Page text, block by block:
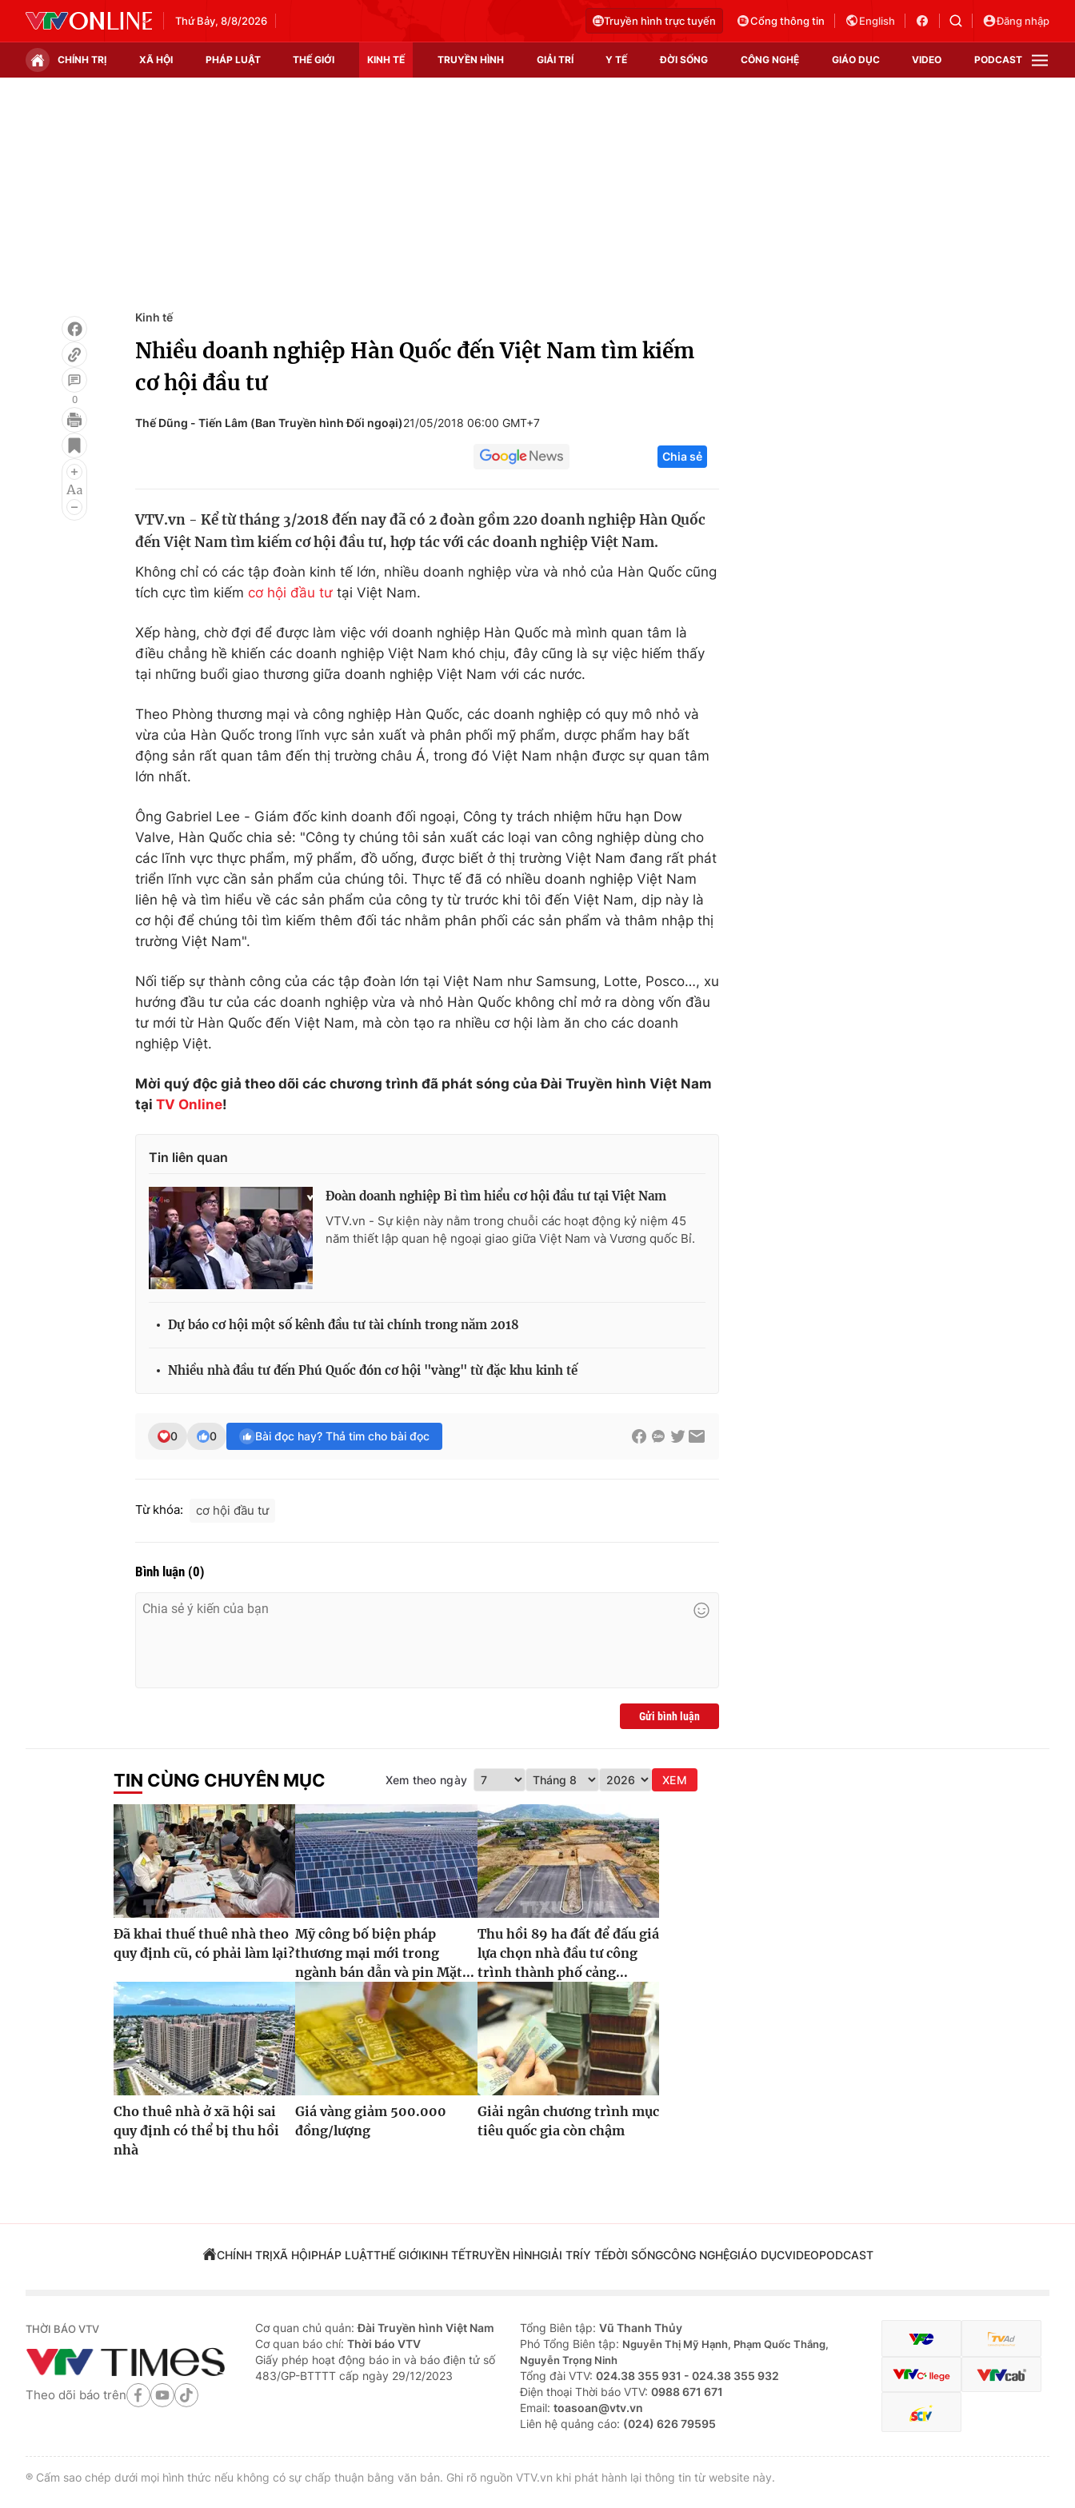
Thứ Bảy, 8/8/2026 Truyền hình trực tuyến Cổng thông tin English Đăng nhập
CHÍNH TRỊ XÃ HỘI PHÁP LUẬT THẾ GIỚI KINH TẾ TRUYỀN HÌNH GIẢI TRÍ Y TẾ ĐỜI SỐNG CÔNG NGHỆ GIÁO DỤC VIDEO PODCAST
Infographic
Điện ảnh
Âm nhạc
Chất lượng cuộc sống
Tuyển sinh
Hitech Công nghệ tương lai
Thị trường
0
Kinh tế
Nhiều doanh nghiệp Hàn Quốc đến Việt Nam tìm kiếm
cơ hội đầu tư
Thế Dũng - Tiến Lâm (Ban Truyền hình Đối ngoại)21/05/2018 06:00 GMT+7
Chia sẻ
VTV.vn - Kể từ tháng 3/2018 đến nay đã có 2 đoàn gồm 220 doanh nghiệp Hàn Quốc
đến Việt Nam tìm kiếm cơ hội đầu tư, hợp tác với các doanh nghiệp Việt Nam.
Không chỉ có các tập đoàn kinh tế lớn, nhiều doanh nghiệp vừa và nhỏ của Hàn Quốc cũng
tích cực tìm kiếm cơ hội đầu tư tại Việt Nam.
Xếp hàng, chờ đợi để được làm việc với doanh nghiệp Hàn Quốc mà mình quan tâm là
điều chẳng hề khiến các doanh nghiệp Việt Nam khó chịu, đây cũng là sự việc hiếm thấy
tại những buổi giao thương giữa doanh nghiệp Việt Nam với các nước.
Theo Phòng thương mại và công nghiệp Hàn Quốc, các doanh nghiệp có quy mô nhỏ và
vừa của Hàn Quốc trong lĩnh vực sản xuất và phân phối mỹ phẩm, dược phẩm hay bất
động sản rất quan tâm đến thị trường châu Á, trong đó Việt Nam nhận được sự quan tâm
lớn nhất.
Ông Gabriel Lee - Giám đốc kinh doanh đối ngoại, Công ty trách nhiệm hữu hạn Dow
Valve, Hàn Quốc chia sẻ: "Công ty chúng tôi sản xuất các loại van công nghiệp dùng cho
các lĩnh vực thực phẩm, mỹ phẩm, đồ uống, được biết ở thị trường Việt Nam đang rất phát
triển lĩnh vực cần sản phẩm của chúng tôi. Thực tế đã có nhiều doanh nghiệp Việt Nam
liên hệ và tìm hiểu về các sản phẩm của công ty từ trước khi tôi đến Việt Nam, dịp này là
cơ hội để chúng tôi tìm kiếm thêm đối tác nhằm phân phối các sản phẩm và thâm nhập thị
trường Việt Nam".
Nối tiếp sự thành công của các tập đoàn lớn tại Việt Nam như Samsung, Lotte, Posco…, xu
hướng đầu tư của các doanh nghiệp vừa và nhỏ Hàn Quốc không chỉ mở ra dòng vốn đầu
tư mới từ Hàn Quốc đến Việt Nam, mà còn tạo ra nhiều cơ hội làm ăn cho các doanh
nghiệp Việt.
Mời quý độc giả theo dõi các chương trình đã phát sóng của Đài Truyền hình Việt Nam
tại TV Online!
Tin liên quan
Đoàn doanh nghiệp Bỉ tìm hiểu cơ hội đầu tư tại Việt Nam
VTV.vn - Sự kiện này nằm trong chuỗi các hoạt động kỷ niệm 45
năm thiết lập quan hệ ngoại giao giữa Việt Nam và Vương quốc Bỉ.
Dự báo cơ hội một số kênh đầu tư tài chính trong năm 2018
Nhiều nhà đầu tư đến Phú Quốc đón cơ hội "vàng" từ đặc khu kinh tế
0 0 Bài đọc hay? Thả tim cho bài đọc
Từ khóa: cơ hội đầu tư
Bình luận (0)
Gửi bình luận
TIN CÙNG CHUYÊN MỤC Xem theo ngày XEM
Đã khai thuế thuê nhà theo
quy định cũ, có phải làm lại?
Mỹ công bố biện pháp
thương mại mới trong
ngành bán dẫn và pin Mặt...
Thu hồi 89 ha đất để đấu giá
lựa chọn nhà đầu tư công
trình thành phố cảng...
Cho thuê nhà ở xã hội sai
quy định có thể bị thu hồi
nhà
Giá vàng giảm 500.000
đồng/lượng
Giải ngân chương trình mục
tiêu quốc gia còn chậm
CHÍNH TRỊXÃ HỘIPHÁP LUẬTTHẾ GIỚIKINH TẾTRUYỀN HÌNHGIẢI TRÍY TẾĐỜI SỐNGCÔNG NGHỆGIÁO DỤCVIDEOPODCAST
THỜI BÁO VTV
Theo dõi báo trên
Cơ quan chủ quản:Đài Truyền hình Việt Nam
Cơ quan báo chí: Thời báo VTV
Giấy phép hoạt động báo in và báo điện tử số
483/GP-BTTTT cấp ngày 29/12/2023
Tổng Biên tập: Vũ Thanh Thủy
Phó Tổng Biên tập: Nguyễn Thị Mỹ Hạnh, Phạm Quốc Thắng,
Nguyễn Trọng Ninh
Tổng đài VTV: 024.38 355 931 - 024.38 355 932
Ðiện thoại Thời báo VTV: 0988 671 671
Email: toasoan@vtv.vn
Liên hệ quảng cáo: (024) 626 79595
® Cấm sao chép dưới mọi hình thức nếu không có sự chấp thuận bằng văn bản. Ghi rõ nguồn VTV.vn khi phát hành lại thông tin từ website này.